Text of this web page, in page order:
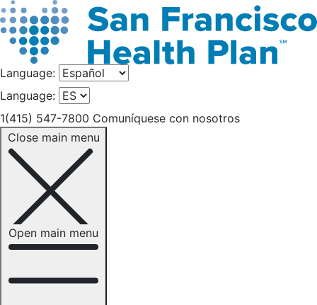
Language:
Language:
1(415) 547-7800 Comuníquese con nosotros
Close main menu
Open main menu